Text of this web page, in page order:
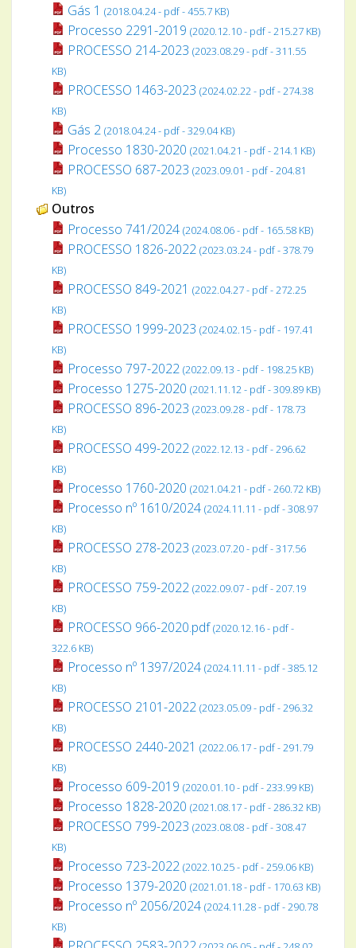
Gás 1 (2018.04.24 - pdf - 455.7 KB)
Processo 2291-2019 (2020.12.10 - pdf - 215.27 KB)
PROCESSO 214-2023 (2023.08.29 - pdf - 311.55
KB)
PROCESSO 1463-2023 (2024.02.22 - pdf - 274.38
KB)
Gás 2 (2018.04.24 - pdf - 329.04 KB)
Processo 1830-2020 (2021.04.21 - pdf - 214.1 KB)
PROCESSO 687-2023 (2023.09.01 - pdf - 204.81
KB)
Outros
Processo 741/2024 (2024.08.06 - pdf - 165.58 KB)
PROCESSO 1826-2022 (2023.03.24 - pdf - 378.79
KB)
PROCESSO 849-2021 (2022.04.27 - pdf - 272.25
KB)
PROCESSO 1999-2023 (2024.02.15 - pdf - 197.41
KB)
Processo 797-2022 (2022.09.13 - pdf - 198.25 KB)
Processo 1275-2020 (2021.11.12 - pdf - 309.89 KB)
PROCESSO 896-2023 (2023.09.28 - pdf - 178.73
KB)
PROCESSO 499-2022 (2022.12.13 - pdf - 296.62
KB)
Processo 1760-2020 (2021.04.21 - pdf - 260.72 KB)
Processo nº 1610/2024 (2024.11.11 - pdf - 308.97
KB)
PROCESSO 278-2023 (2023.07.20 - pdf - 317.56
KB)
PROCESSO 759-2022 (2022.09.07 - pdf - 207.19
KB)
PROCESSO 966-2020.pdf(2020.12.16 - pdf -
322.6 KB)
Processo nº 1397/2024 (2024.11.11 - pdf - 385.12
KB)
PROCESSO 2101-2022 (2023.05.09 - pdf - 296.32
KB)
PROCESSO 2440-2021 (2022.06.17 - pdf - 291.79
KB)
Processo 609-2019 (2020.01.10 - pdf - 233.99 KB)
Processo 1828-2020 (2021.08.17 - pdf - 286.32 KB)
PROCESSO 799-2023 (2023.08.08 - pdf - 308.47
KB)
Processo 723-2022 (2022.10.25 - pdf - 259.06 KB)
Processo 1379-2020 (2021.01.18 - pdf - 170.63 KB)
Processo nº 2056/2024 (2024.11.28 - pdf - 290.78
KB)